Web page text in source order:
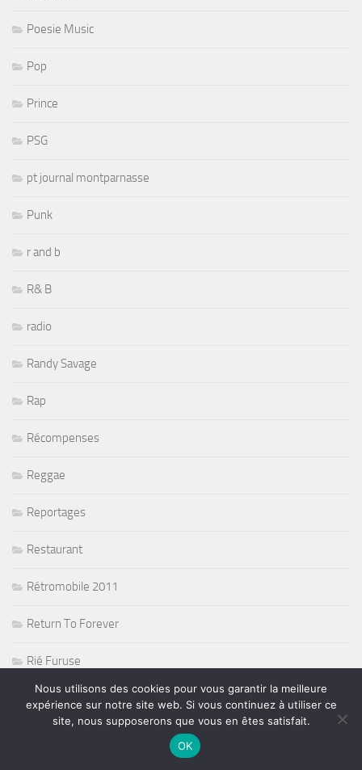
Poesie Music
Pop
Prince
PSG
pt journal montparnasse
Punk
r and b
R& B
radio
Randy Savage
Rap
Récompenses
Reggae
Reportages
Restaurant
Rétromobile 2011
Return To Forever
Rié Furuse
Ringo Starr and his all band
Nous utilisons des cookies pour vous garantir la meilleure
expérience sur notre site web. Si vous continuez à utiliser ce
site, nous supposerons que vous en êtes satisfait.
OK